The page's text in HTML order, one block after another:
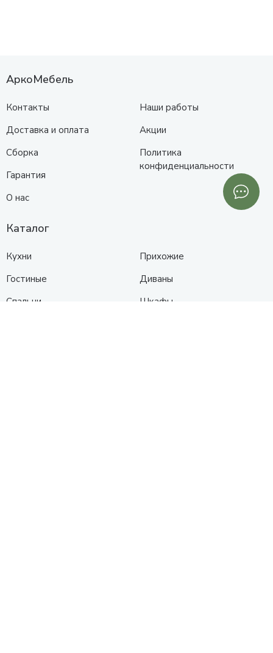
АркоМебель
Контакты
Доставка и оплата
Сборка
Гарантия
О нас
Наши работы
Акции
Политика
конфиденциальности
Каталог
Кухни
Гостиные
Спальни
Прихожие
Диваны
Шкафы